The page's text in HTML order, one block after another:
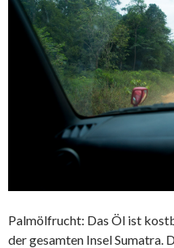
Palmölfrucht: Das Öl ist
der gesamten Insel Sumatra.